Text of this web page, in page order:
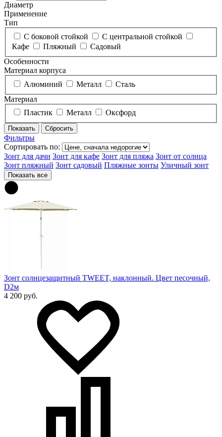
Диаметр
Применение
Тип
С боковой стойкой
С центральной стойкой
Кафе
Пляжный
Садовый
Особенности
Материал корпуса
Алюминий
Металл
Сталь
Материал
Пластик
Металл Оксфорд
Фильтры
Сортировать по:
Зонт для дачи Зонт для кафе Зонт для пляжа Зонт от солнца
Зонт пляжный Зонт садовый Пляжные зонты Уличный зонт
Показать все
Зонт солнцезащитный TWEET, наклонный. Цвет песочный,
D2м
4 200 руб.